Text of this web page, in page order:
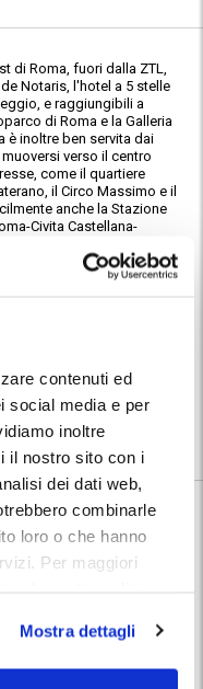
contenuti ed
social media e per
inoltre
il nostro sito con i
dei dati web,
combinarle
loro o che hanno
Per maggiori
Mostra dettagli
di Roma, fuori dalla ZTL,
Notaris, l'hotel a 5 stelle
e raggiungibili a
di Roma e la Galleria
è inoltre ben servita dai
verso il centro
come il quartiere
il Circo Massimo e il
anche la Stazione
Civita Castellana-
nella conferma
del parcheggio.
cctv, accessibile